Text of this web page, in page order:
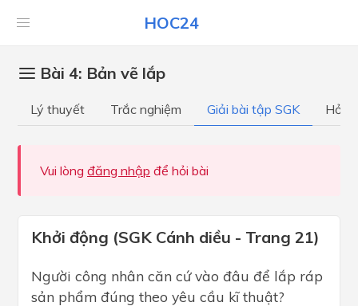
HOC24
Bài 4: Bản vẽ lắp
Lý thuyết Trắc nghiệm Giải bài tập SGK Hỏi
Vui lòng đăng nhập để hỏi bài
Khởi động (SGK Cánh diều - Trang 21)
Người công nhân căn cứ vào đâu để lắp ráp
sản phẩm đúng theo yêu cầu kĩ thuật?